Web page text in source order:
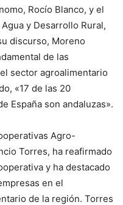
Rocío Blanco, y el
y Desarrollo Rural,
discurso, Moreno
de las
sector agroalimentario
«17 de las 20
España son andaluzas».
Agro-
Torres, ha reafirmado
y ha destacado
en el
de la región. Torres